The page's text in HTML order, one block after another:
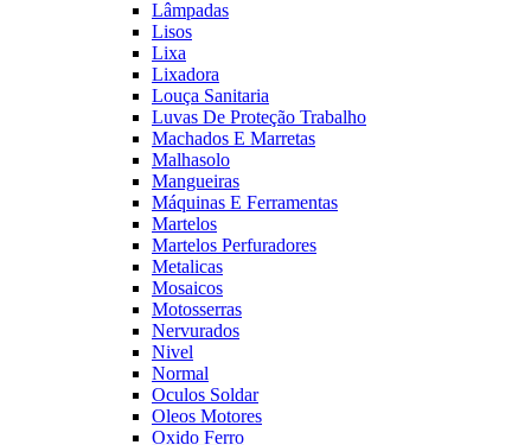
Lâmpadas
Lisos
Lixa
Lixadora
Louça Sanitaria
Luvas De Proteção Trabalho
Machados E Marretas
Malhasolo
Mangueiras
Máquinas E Ferramentas
Martelos
Martelos Perfuradores
Metalicas
Mosaicos
Motosserras
Nervurados
Nivel
Normal
Oculos Soldar
Oleos Motores
Oxido Ferro